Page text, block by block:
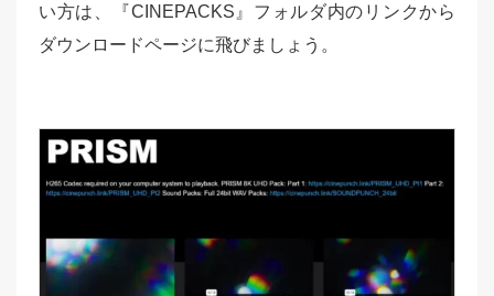
い方は、『CINEPACKS』フォルダ内のリンクから
ダウンロードページに飛びましょう。